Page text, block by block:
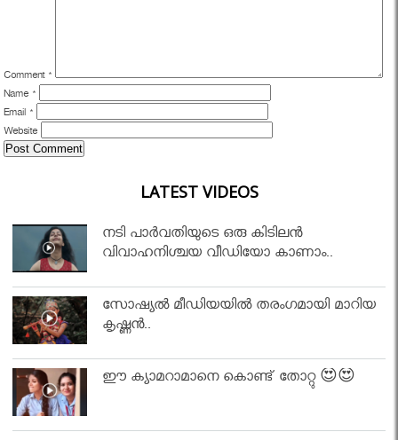
Comment *
Name *
Email *
Website
LATEST VIDEOS
നടി പാർവതിയുടെ ഒരു കിടിലൻ
വിവാഹനിശ്ചയ വീഡിയോ കാണാം..
സോഷ്യൽ മീഡിയയിൽ തരംഗമായി മാറിയ
കൃഷ്ണൻ..
ഈ ക്യാമറാമാനെ കൊണ്ട് തോറ്റു 😍😍